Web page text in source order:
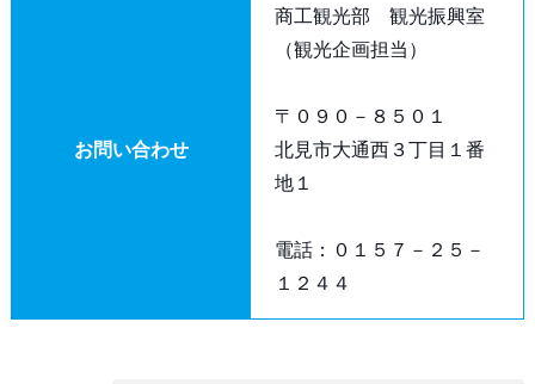
お問い合わせ
商工観光部 観光振興室
（観光企画担当）
〒０９０－８５０１
北見市大通西３丁目１番
地１
電話：０１５７－２５－
１２４４